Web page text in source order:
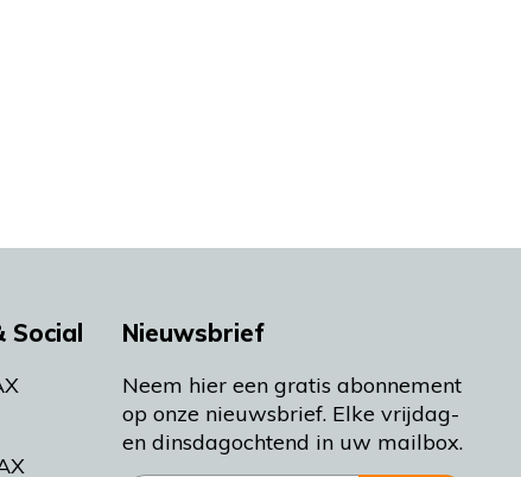
Nieuwsbrief
Neem hier een gratis abonnement
op onze nieuwsbrief. Elke vrijdag-
en dinsdagochtend in uw mailbox.